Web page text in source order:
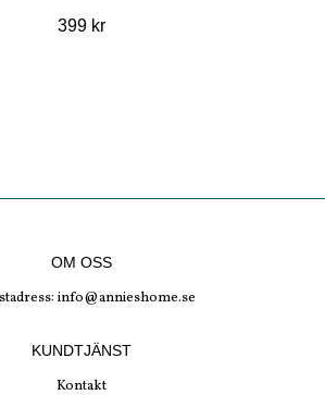
399 kr
OM OSS
info@annieshome.se
KUNDTJÄNST
Kontakt